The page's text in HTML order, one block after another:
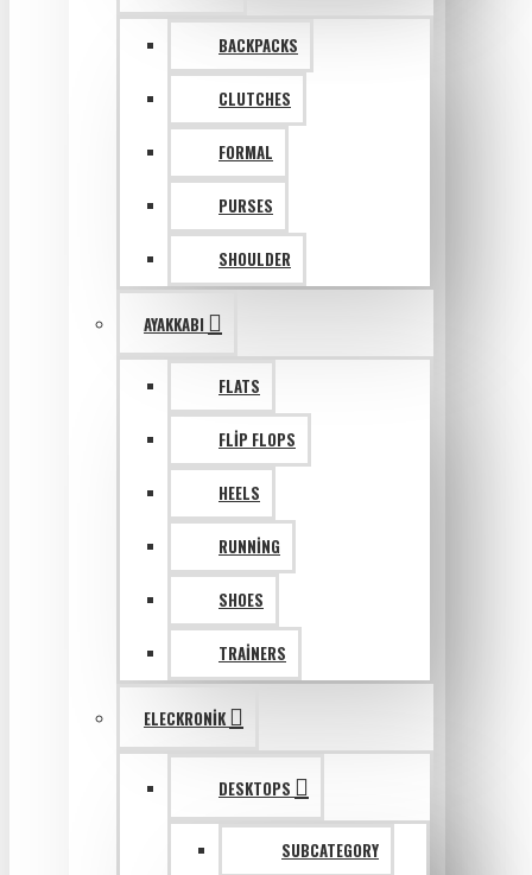
BACKPACKS
CLUTCHES
FORMAL
PURSES
SHOULDER
AYAKKABI
FLATS
FLIP FLOPS
HEELS
RUNNING
SHOES
TRAINERS
ELECKRONIK
DESKTOPS
SUBCATEGORY